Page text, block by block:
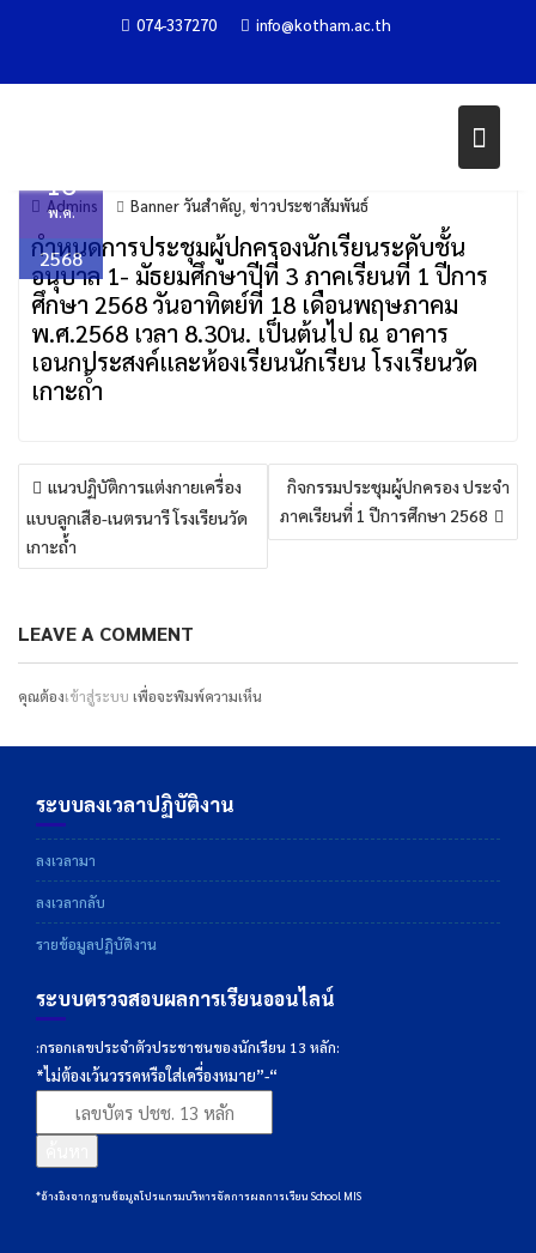
074-337270 info@kotham.ac.th
16
พ.ค.
2568
Admins Banner วันสำคัญ, ข่าวประชาสัมพันธ์
กำหนดการประชุมผู้ปกครองนักเรียนระดับชั้น
อนุบาล 1- มัธยมศึกษาปีที่ 3 ภาคเรียนที่ 1 ปีการ
ศึกษา 2568 วันอาทิตย์ที่ 18 เดือนพฤษภาคม
พ.ศ.2568 เวลา 8.30น. เป็นต้นไป ณ อาคาร
เอนกประสงค์และห้องเรียนนักเรียน โรงเรียนวัด
เกาะถ้ำ
แนะแนว
เรื่องแนวปฏิบัติการแต่งกายเครื่อง
แบบลูกเสือ-เนตรนารี โรงเรียนวัด
เกาะถ้ำ
กิจกรรมประชุมผู้ปกครอง ประจำ
ภาคเรียนที่ 1 ปีการศึกษา 2568
LEAVE A COMMENT
คุณต้องเข้าสู่ระบบ เพื่อจะพิมพ์ความเห็น
ระบบลงเวลาปฏิบัติงาน
ลงเวลามา
ลงเวลากลับ
รายข้อมูลปฏิบัติงาน
ระบบตรวจสอบผลการเรียนออนไลน์
:กรอกเลขประจำตัวประชาชนของนักเรียน 13 หลัก:
*ไม่ต้องเว้นวรรคหรือใส่เครื่องหมาย”-“
*อ้างอิงจากฐานข้อมูลโปรแกรมบริหารจัดการผลการเรียน School MIS